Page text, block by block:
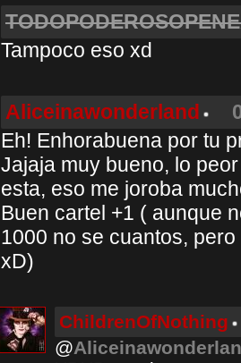
Tampoco eso xd
Aliceinawonderland
Eh! Enhorabuena por tu
Jajaja muy bueno, lo
esta, eso me joroba
Buen cartel +1 ( aunque
1000 no se cuantos,
xD)
ChildrenOfNothing
@